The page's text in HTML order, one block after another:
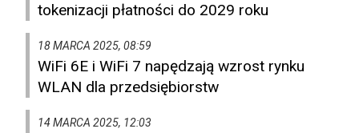
tokenizacji płatności do 2029 roku
18 MARCA 2025, 08:59
WiFi 6E i WiFi 7 napędzają wzrost rynku
WLAN dla przedsiębiorstw
14 MARCA 2025, 12:03